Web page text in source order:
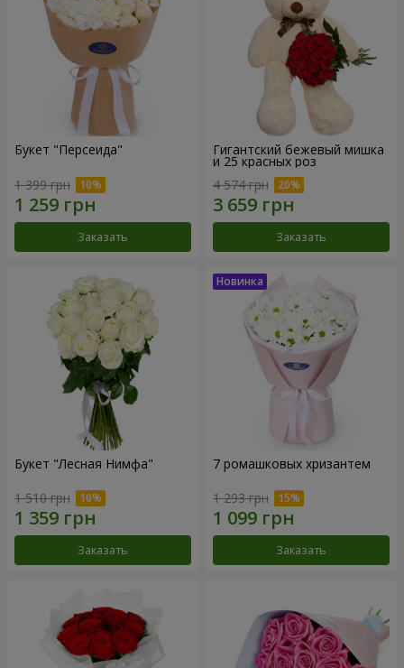
Букет "Персеида"
1 399 грн
Заказать
Гигантский бежевый мишка
и 25 красных роз
4 574 грн
Заказать
Букет "Лесная Нимфа"
1 510 грн
Заказать
7 ромашковых хризантем
1 293 грн
Заказать